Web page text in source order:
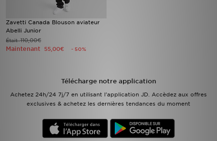
Zavetti Canada Blouson aviateur
Abelli Junior
Était110,00€
Maintenant 55,00€ - 50%
Télécharge notre application
Achetez 24h/24 7j/7 en utilisant l'application JD. Accèdez aux offres
exclusives & achetez les dernières tendances du moment
Nos Magasins
Télécharge l'Appli